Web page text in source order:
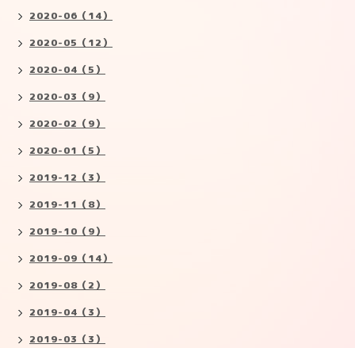
2020-06（14）
2020-05（12）
2020-04（5）
2020-03（9）
2020-02（9）
2020-01（5）
2019-12（3）
2019-11（8）
2019-10（9）
2019-09（14）
2019-08（2）
2019-04（3）
2019-03（3）